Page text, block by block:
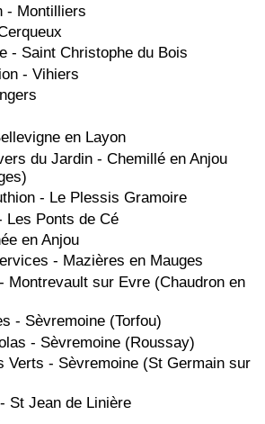
- Montilliers
- Saint Christophe du Bois
- Vihiers
en Layon
du Jardin - Chemillé en Anjou
- Le Plessis Gramoire
Les Ponts de Cé
en Anjou
- Mazières en Mauges
Montrevault sur Evre (Chaudron en
- Sèvremoine (Torfou)
- Sèvremoine (Roussay)
Verts - Sèvremoine (St Germain sur
St Jean de Linière